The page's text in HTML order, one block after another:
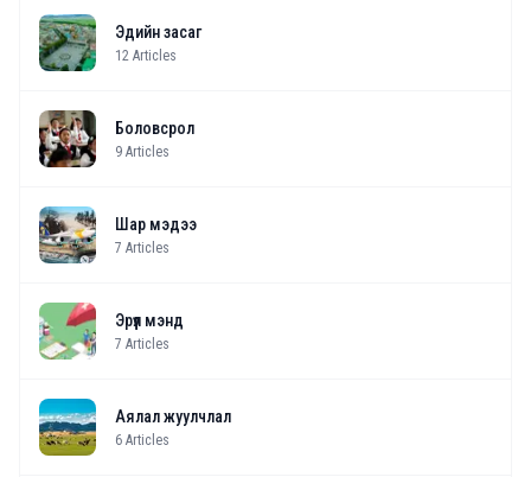
Эдийн засаг
12 Articles
Боловсрол
9 Articles
Шар мэдээ
7 Articles
Эрүүл мэнд
7 Articles
Аялал жуулчлал
6 Articles